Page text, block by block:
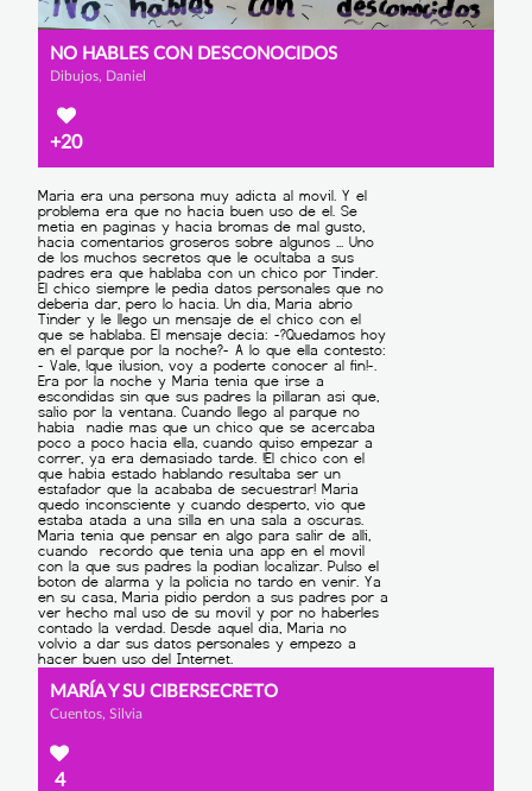
NO HABLES CON DESCONOCIDOS
Dibujos, Daniel
+20
MARÍA Y SU CIBERSECRETO
Cuentos, Silvia
4